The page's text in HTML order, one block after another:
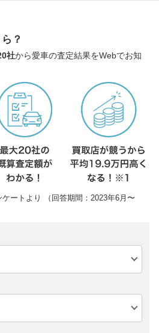
？
社から愛車の査定結果をWebでお知
ートより （回答期間：2023年6月〜